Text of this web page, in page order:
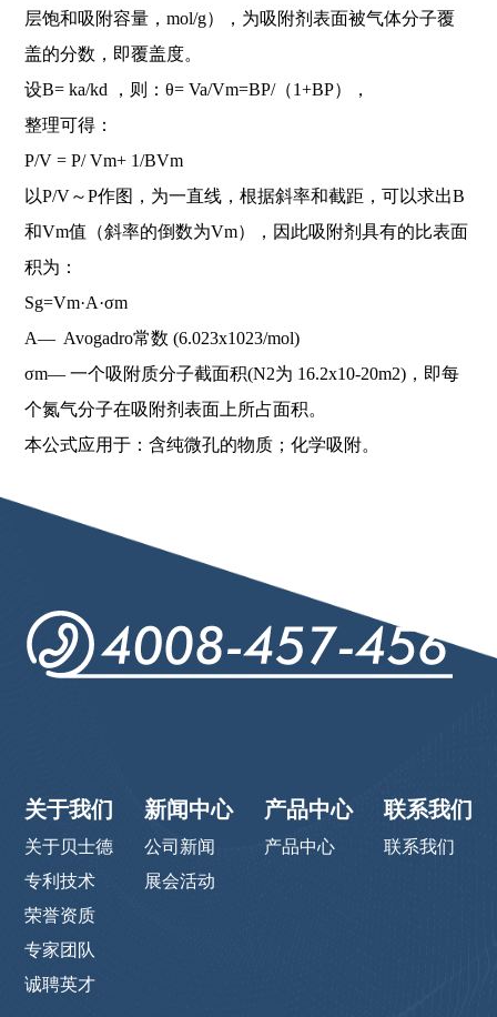
层饱和吸附容量，mol/g），为吸附剂表面被气体分子覆
盖的分数，即覆盖度。
设B= ka/kd ，则：θ= Va/Vm=BP/（1+BP），
整理可得：
P/V = P/ Vm+ 1/BVm
以P/V～P作图，为一直线，根据斜率和截距，可以求出B
和Vm值（斜率的倒数为Vm），因此吸附剂具有的比表面
积为：
Sg=Vm·A·σm
A— Avogadro常数 (6.023x1023/mol)
σm— 一个吸附质分子截面积(N2为 16.2x10-20m2)，即每
个氮气分子在吸附剂表面上所占面积。
本公式应用于：含纯微孔的物质；化学吸附。
关于我们
关于贝士德
专利技术
荣誉资质
专家团队
诚聘英才
新闻中心
公司新闻
展会活动
产品中心
产品中心
联系我们
联系我们